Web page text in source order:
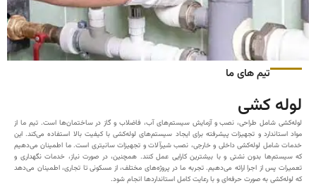
تیم های ما
لوله‌کشی شامل طراحی، نصب و آزمایش سیستم‌های آب، فاضلاب و گاز در ساختمان‌ها است. تیم ما از
مواد استاندارد و تجهیزات پیشرفته برای ایجاد سیستم‌های لوله‌کشی با کیفیت بالا استفاده می‌کند. این
خدمات شامل لوله‌کشی داخلی و خارجی، نصب شیرآلات و تجهیزات سانیتری است. ما اطمینان می‌دهیم
که سیستم‌ها بدون نشتی و با بیشترین کارایی عمل کنند. همچنین، در صورت نیاز، خدمات نگهداری و
تعمیرات پس از اجرا ارائه می‌دهیم. تجربه ما در پروژه‌های مختلف، از مسکونی تا تجاری، اطمینان می‌دهد
که لوله‌کشی به صورت حرفه‌ای و با رعایت کامل استانداردها انجام شود.
لوله کشی